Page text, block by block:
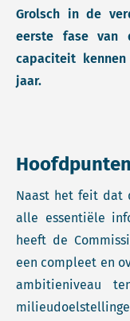
Grolsch in de
eerste fase van
capaciteit
jaar.
Naast het feit dat
alle essentiële
heeft de
een compleet en
ambitieniveau